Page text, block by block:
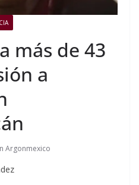
más de 43
a
Argonmexico